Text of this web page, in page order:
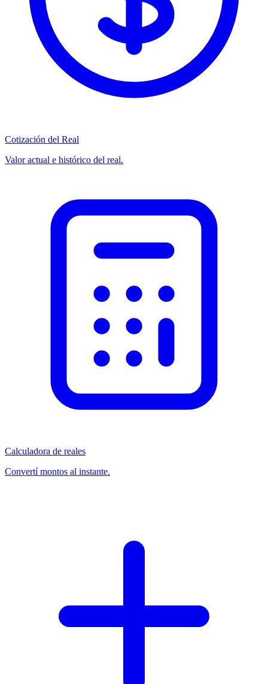
Cotización del Real
Valor actual e histórico del real.
Calculadora de reales
Convertí montos al instante.